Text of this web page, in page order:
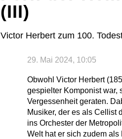
(III)
Victor Herbert zum 100.
29. Mai 2024, 10:05
Obwohl Victor Herbert
gespielter Komponist war,
Vergessenheit geraten.
Musiker, der es als Cellist
ins Orchester der
Welt hat er sich zudem